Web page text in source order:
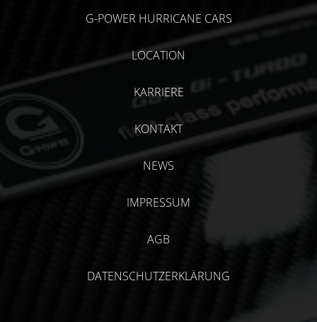
G-POWER HURRICANE CARS
LOCATION
KARRIERE
KONTAKT
NEWS
IMPRESSUM
AGB
DATENSCHUTZERKLÄRUNG